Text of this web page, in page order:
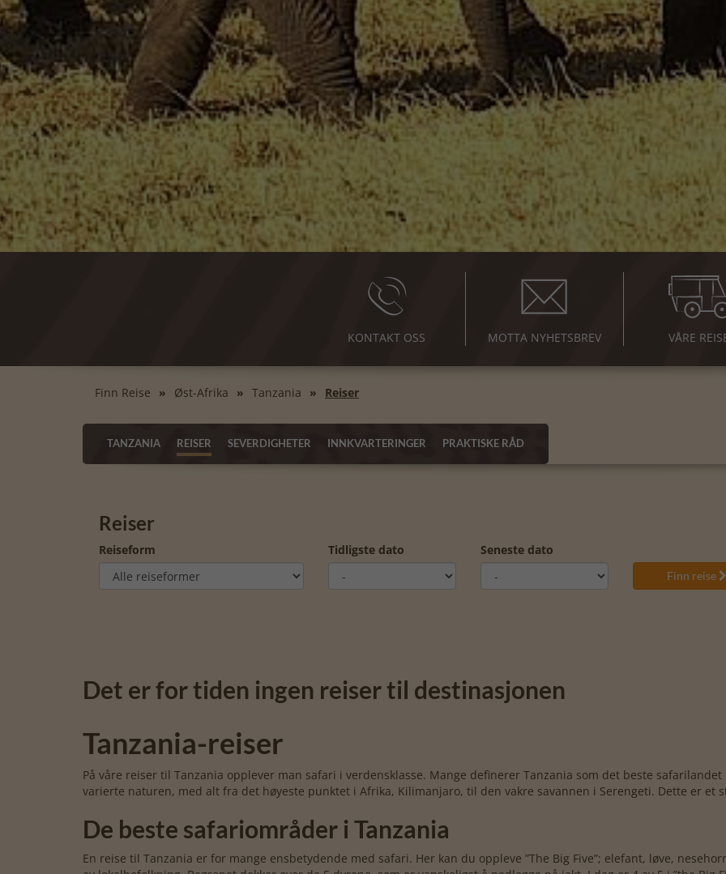
KONTAKT OSS MOTTA NYHETSBREV VÅRE
Finn Reise Øst-Afrika Tanzania Reiser
TANZANIA REISER SEVERDIGHETER INNKVARTERINGER PRAKTISKE RÅD
Reiser
Reiseform Tidligste dato Seneste dato
Finn reise
Det er for tiden ingen reiser til destinasjonen
Tanzania-reiser
På våre reiser til Tanzania opplever man safari i verdensklasse. Mange definerer Tanzania som det beste
varierte naturen, med alt fra det høyeste punktet i Afrika, Kilimanjaro, til den vakre savannen i Serengeti. Dette er
De beste safariområder i Tanzania
En reise til Tanzania er for mange ensbetydende med safari. Her kan du oppleve ”The Big Five”; elefant, løve,